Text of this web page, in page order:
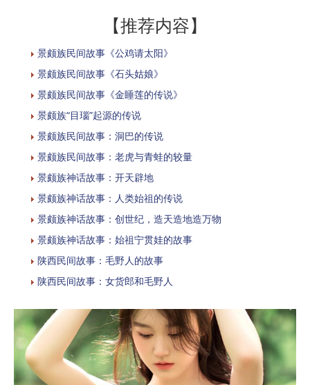
【推荐内容】
景颇族民间故事《公鸡请太阳》
景颇族民间故事《石头姑娘》
景颇族民间故事《金睡莲的传说》
景颇族“目瑙”起源的传说
景颇族民间故事：洞巴的传说
景颇族民间故事：老虎与青蛙的较量
景颇族神话故事：开天辟地
景颇族神话故事：人类始祖的传说
景颇族神话故事：创世纪，造天造地造万物
景颇族神话故事：始祖宁贯娃的故事
陕西民间故事：毛野人的故事
陕西民间故事：女货郎和毛野人